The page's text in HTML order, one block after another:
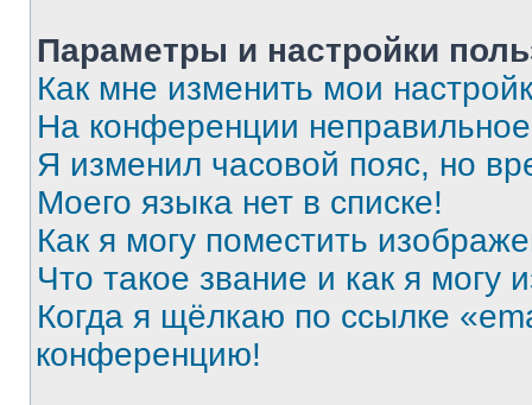
Параметры и настройки
Как мне изменить мои
На конференции
Я изменил часовой пояс, но
Моего языка нет в списке!
Как я могу поместить
Что такое звание и как я могу
Когда я щёлкаю по ссылке
конференцию!